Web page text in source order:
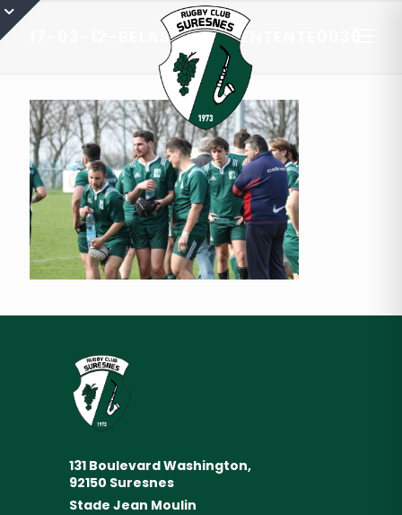
17-03-12-BELASC-RCS-ENTENTE0030
131 Boulevard Washington,
92150 Suresnes
Stade Jean Moulin